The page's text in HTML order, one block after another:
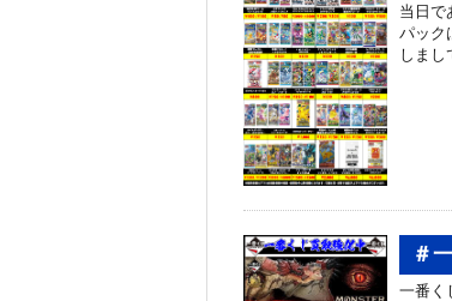
当日で
パック
しまし
＃
一番く